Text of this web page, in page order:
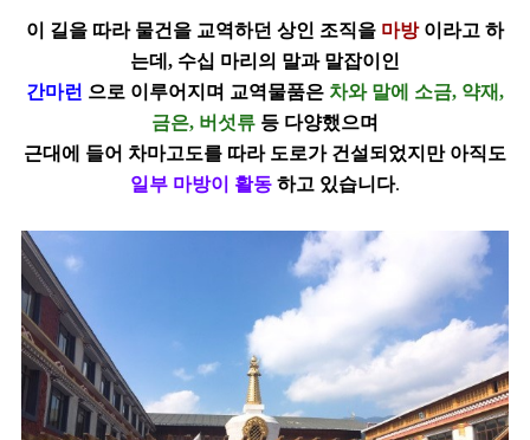
이 길을 따라 물건을 교역하던 상인 조직을 마방 이라고 하
는데, 수십 마리의 말과 말잡이인
간마런 으로 이루어지며 교역물품은 차와 말에 소금, 약재,
금은, 버섯류 등 다양했으며
근대에 들어 차마고도를 따라 도로가 건설되었지만 아직도
일부 마방이 활동 하고 있습니다.